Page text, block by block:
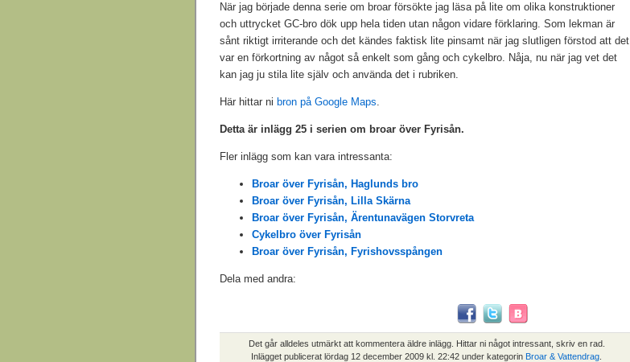
När jag började denna serie om broar försökte jag läsa på lite om olika konstruktioner
och uttrycket GC-bro dök upp hela tiden utan någon vidare förklaring. Som lekman är
sånt riktigt irriterande och det kändes faktisk lite pinsamt när jag slutligen förstod att det
var en förkortning av något så enkelt som gång och cykelbro. Nåja, nu när jag vet det
kan jag ju stila lite själv och använda det i rubriken.
Här hittar ni bron på Google Maps.
Detta är inlägg 25 i serien om broar över Fyrisån.
Fler inlägg som kan vara intressanta:
Broar över Fyrisån, Haglunds bro
Broar över Fyrisån, Lilla Skärna
Broar över Fyrisån, Ärentunavägen Storvreta
Cykelbro över Fyrisån
Broar över Fyrisån, Fyrishovsspången
Dela med andra:
Det går alldeles utmärkt att kommentera äldre inlägg. Hittar ni något intressant, skriv en rad.
Inlägget publicerat lördag 12 december 2009 kl. 22:42 under kategorin Broar & Vattendrag